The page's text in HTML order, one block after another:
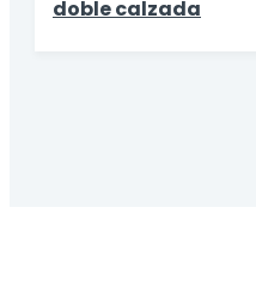
doble calzada